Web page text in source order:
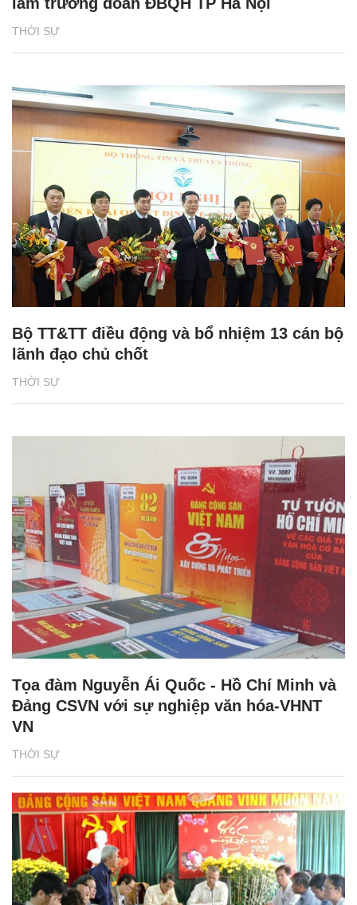
THỜI SỰ
THỜI SỰ
Bộ TT&TT điều động và bổ nhiệm 13 cán bộ
lãnh đạo chủ chốt
THỜI SỰ
Tọa đàm Nguyễn Ái Quốc - Hồ Chí Minh và
Đảng CSVN với sự nghiệp văn hóa-VHNT
VN